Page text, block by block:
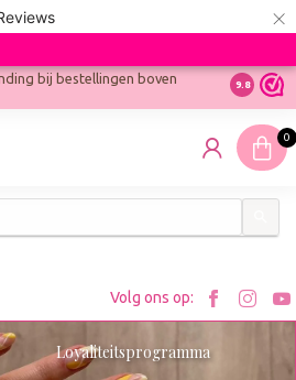
×
bij bestellingen boven
Ontdek
9.8
0
Volg ons op:
Bezoek
Loyaliteitsprogramma